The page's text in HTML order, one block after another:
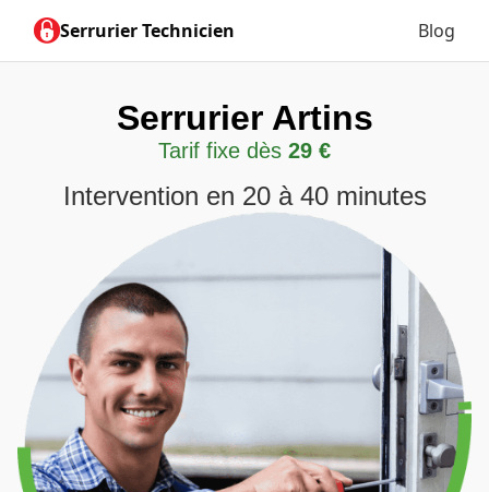
Serrurier Technicien Blog
Serrurier Artins
Tarif fixe dès 29 €
Intervention en 20 à 40 minutes